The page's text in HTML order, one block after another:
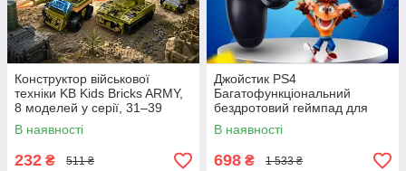
Конструктор військової
техніки KB Kids Bricks ARMY,
8 моделей у серії, 31–39
деталей, 6+
В наявності
232 ₴ 511 ₴
Джойстик PS4
Багатофункціональний
бездротовий геймпад для
Bluetooth-консолі з подвійною
вібрацією DualShock 4 V3.5
PlayStation 4,
В наявності
698 ₴ 1 533 ₴